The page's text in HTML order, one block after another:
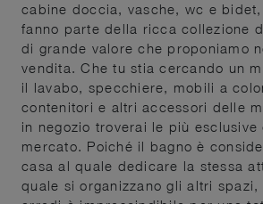
cabine doccia, vasche, wc e
fanno parte della ricca collezione
di grande valore che proponiamo
vendita. Che tu stia cercando un
il lavabo, specchiere, mobili a
contenitori e altri accessori delle
in negozio troverai le più esclusive
mercato. Poiché il bagno è
casa al quale dedicare la stessa
quale si organizzano gli altri